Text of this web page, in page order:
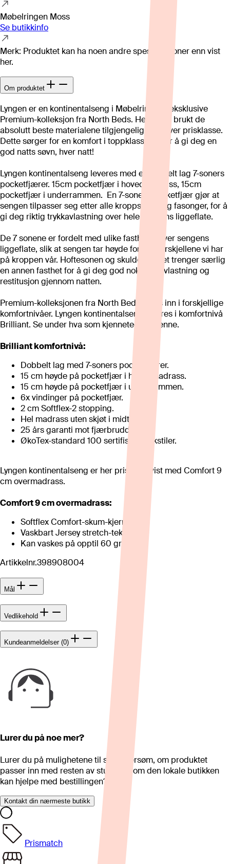
Møbelringen Moss
Se butikkinfo
Merk: Produktet kan ha noen andre spesifikasjoner enn vist
her.
Om produktet
Lyngen er en kontinentalseng i Møbelringens eksklusive
Premium-kolleksjon fra North Beds. Her har vi brukt de
absolutt beste materialene tilgjengelige i enhver prisklasse.
Dette sørger for en komfort i toppklasse, altfor å gi deg en
god natts søvn, hver natt!
Lyngen kontinentalseng leveres med et dobbelt lag 7-soners
pocketfjærer. 15cm pocketfjær i hovedmadrass, 15cm
pocketfjær i underrammen. En 7-soners pocketfjær gjør at
sengen tilpasser seg etter alle kroppstyper og fasonger, for å
gi deg riktig trykkavlastning over hele sengens liggeflate.
De 7 sonene er fordelt med ulike fastheter over sengens
liggeflate, slik at sengen tar høyde for vektforskjellene vi har
på kroppen vår. Hoftesonen og skulderpartiet trenger særlig
en annen fasthet for å gi deg god nok trykkavlastning og
restitusjon gjennom natten.
Premium-kolleksjonen fra North Beds deles inn i forskjellige
komfortnivåer. Lyngen kontinentalseng leveres i komfortnivå
Brilliant. Se under hva som kjennetegner denne.
Brilliant komfortnivå:
Dobbelt lag med 7-soners pocketfjærer.
15 cm høyde på pocketfjær i hovedmadrass.
15 cm høyde på pocketfjær i underrammen.
6x vindinger på pocketfjær.
2 cm Softflex-2 stopping.
Hel madrass uten skjøt i midten.
25 års garanti mot fjærbrudd.
ØkoTex-standard 100 sertifiserte tekstiler.
Lyngen kontinentalseng er her priset og vist med Comfort 9
cm overmadrass.
Comfort 9 cm overmadrass:
Softflex Comfort-skum-kjerne.
Vaskbart Jersey stretch-tekstil.
Kan vaskes på opptil 60 grader.
Artikkelnr.398908004
Mål
Vedlikehold
Kundeanmeldelser (0)
Lurer du på noe mer?
Lurer du på mulighetene til skreddersøm, om produktet
passer inn med resten av stua eller om den lokale butikken
kan hjelpe med bestillingen?
Kontakt din nærmeste butikk
Prismatch